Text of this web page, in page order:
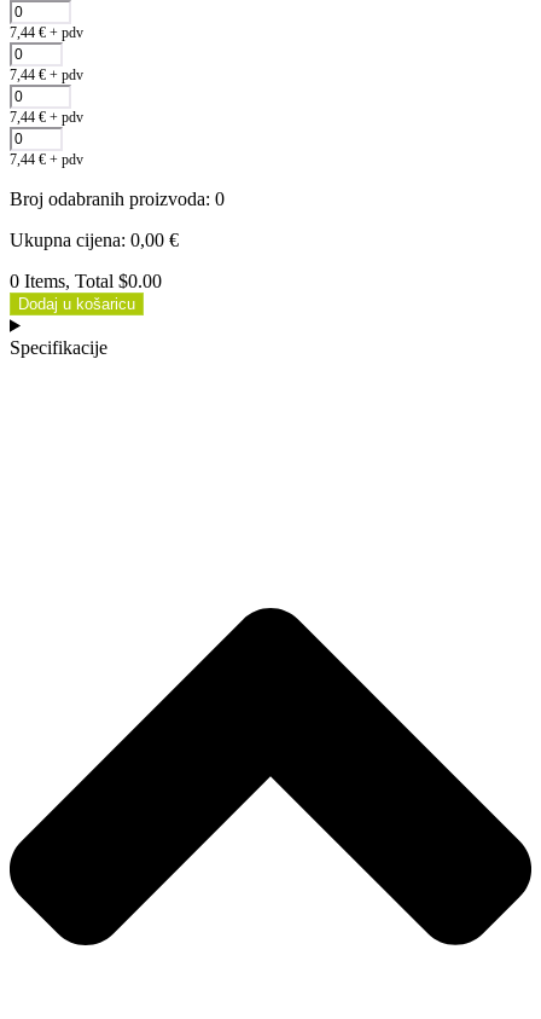
7,44 € + pdv
7,44 € + pdv
7,44 € + pdv
7,44 € + pdv
Broj odabranih proizvoda: 0
Ukupna cijena: 0,00 €
0 Items, Total $0.00
Dodaj u košaricu
Specifikacije